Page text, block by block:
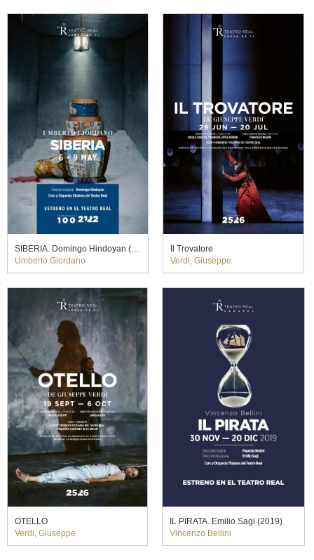
SIBERIA. Domingo Hindoyan (2022)
Umberto Giordano
Il Trovatore
Verdi, Giuseppe
OTELLO
Verdi, Giuseppe
IL PIRATA. Emilio Sagi (2019)
Vincenzo Bellini